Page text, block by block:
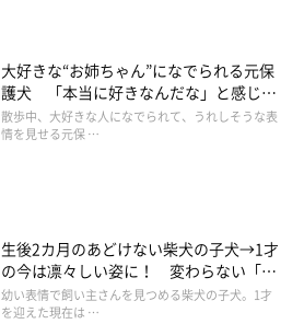
大好きな“お姉ちゃん”になでられる元保
護犬 「本当に好きなんだな」と感じる
表情にほっこり
散歩中、大好きな人になでられて、うれしそうな表
情を見せる元保 …
生後2カ月のあどけない柴犬の子犬→1才
の今は凛々しい姿に！ 変わらない「く
りくりおめめ」にもほっこり
幼い表情で飼い主さんを見つめる柴犬の子犬。1才
を迎えた現在は …